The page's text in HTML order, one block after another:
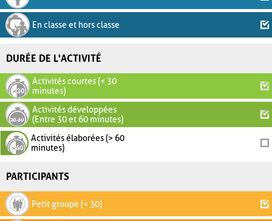
En classe et hors classe
DURÉE DE L'ACTIVITÉ
Activités courtes (< 30
minutes)
Activités développées
(Entre 30 et 60 minutes)
Activités élaborées (> 60
minutes)
PARTICIPANTS
Petit groupe (< 30)